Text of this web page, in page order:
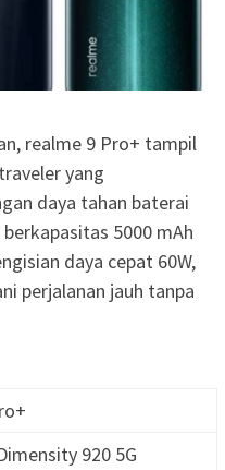
realme 9 Pro+ tampil
yang
daya tahan baterai
5000 mAh
daya cepat 60W,
perjalanan jauh tanpa
920 5G